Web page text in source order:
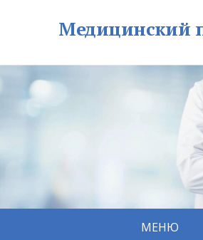
Медицинский
МЕНЮ